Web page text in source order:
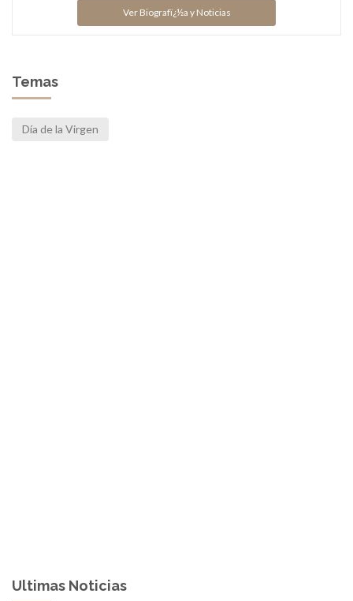
Ver Biografï¿½a y Noticias
Temas
Día de la Virgen
Ultimas Noticias